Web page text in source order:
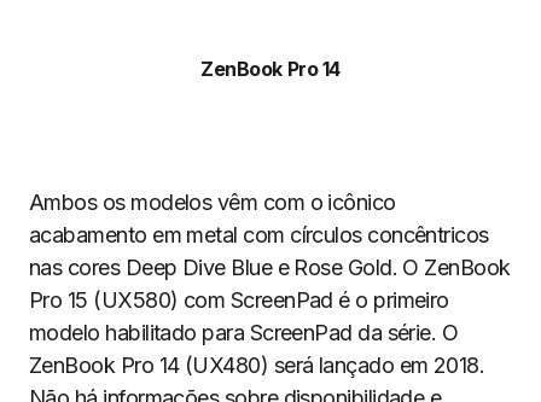
ZenBook Pro 14
Ambos os modelos vêm com o icônico
acabamento em metal com círculos concêntricos
nas cores Deep Dive Blue e Rose Gold. O ZenBook
Pro 15 (UX580) com ScreenPad é o primeiro
modelo habilitado para ScreenPad da série. O
ZenBook Pro 14 (UX480) será lançado em 2018.